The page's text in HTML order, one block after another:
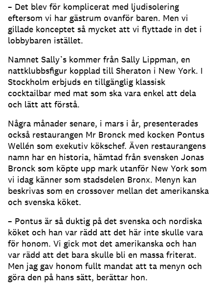
– Det blev för komplicerat med ljudisolering
eftersom vi har gästrum ovanför baren. Men vi
gillade konceptet så mycket att vi flyttade in det i
lobbybaren istället.
Namnet Sally’s kommer från Sally Lippman, en
nattklubbsfigur kopplad till Sheraton i New York. I
Stockholm erbjuds en tillgänglig klassisk
cocktailbar med mat som ska vara enkel att dela
och lätt att förstå.
Några månader senare, i mars i år, presenterades
också restaurangen Mr Bronck med kocken Pontus
Wellén som exekutiv kökschef. Även restaurangens
namn har en historia, hämtad från svensken Jonas
Bronck som köpte upp mark utanför New York som
vi idag känner som stadsdelen Bronx. Menyn kan
beskrivas som en crossover mellan det amerikanska
och svenska köket.
– Pontus är så duktig på det svenska och nordiska
köket och han var rädd att det här inte skulle vara
för honom. Vi gick mot det amerikanska och han
var rädd att det bara skulle bli en massa friterat.
Men jag gav honom fullt mandat att ta menyn och
göra den på hans sätt, berättar hon.